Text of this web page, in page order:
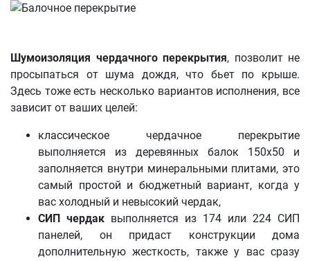
Шумоизоляция чердачного перекрытия, позволит не
просыпаться от шума дождя, что бьет по крыше.
Здесь тоже есть несколько вариантов исполнения, все
зависит от ваших целей:
классическое чердачное перекрытие
выполняется из деревянных балок 150х50 и
заполняется внутри минеральными плитами, это
самый простой и бюджетный вариант, когда у
вас холодный и невысокий чердак,
СИП чердак выполняется из 174 или 224 СИП
панелей, он придаст конструкции дома
дополнительную жесткость, также у вас сразу